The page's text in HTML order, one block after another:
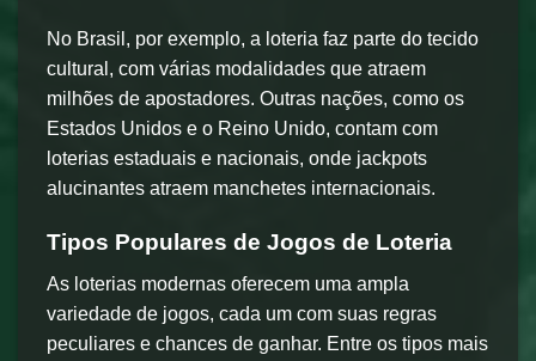
No Brasil, por exemplo, a loteria faz parte do tecido
cultural, com várias modalidades que atraem
milhões de apostadores. Outras nações, como os
Estados Unidos e o Reino Unido, contam com
loterias estaduais e nacionais, onde jackpots
alucinantes atraem manchetes internacionais.
Tipos Populares de Jogos de Loteria
As loterias modernas oferecem uma ampla
variedade de jogos, cada um com suas regras
peculiares e chances de ganhar. Entre os tipos mais